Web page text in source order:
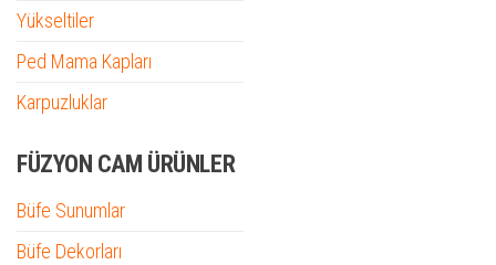
Yükseltiler
Ped Mama Kapları
Karpuzluklar
FÜZYON CAM ÜRÜNLER
Büfe Sunumlar
Büfe Dekorları